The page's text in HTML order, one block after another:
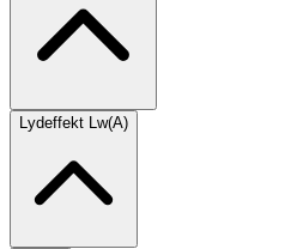
Lydeffekt Lw(A)